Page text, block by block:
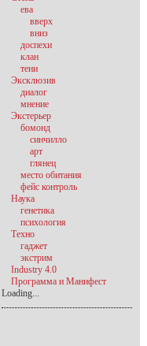
ева
вверх
вниз
доспехи
клан
тени
Эксклюзив
диалог
мнение
Экстерьер
бомонд
синчилло
арт
глянец
место обитания
фейс контроль
Наука
генетика
психология
Техно
гаджет
экстрим
Industry 4.0
Программа и Манифест
Loading...